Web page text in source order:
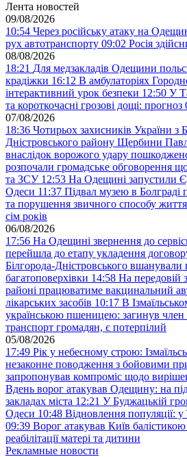
Лента новостей
09/08/2026
10:54 Через російську атаку на
рух автотранспорту 09:02 Росія
08/08/2026
18:21 Для медзакладів Одещини
крадіжки 16:12 В амбулаторіях
інтерактивний урок безпеки 12:50 У
та короткочасні грозові дощі: прогноз
07/08/2026
18:36 Чотирьох захисників України з
Дністровського району Щербини
внаслідок ворожого удару
розпочали громадське обговорення
та ЗСУ 12:53 На Одещині запустили
Одеси 11:37 Підвал музею в Болграді
та порушення звичного способу життя
сім років
06/08/2026
17:56 На Одещині звернення до
перейшла до етапу укладення
Білгорода-Дністровського
багатоповерхівки 14:58 На передовій
районі працюватиме вакцинальний
лікарських засобів 10:17 В
українською пшеницею: загинув член
транспорт громадян, є потерпілий
05/08/2026
17:49 Рік у небесному строю:
незаконне поводження з бойовими
запропонував компроміс щодо
Вдень ворог атакував Одещину: на
закладах міста 12:21 У Буджацькій
Одеси 10:48 Відновлення популяції:
09:39 Ворог атакував Київ
реабілітації матері та дитини
Рекламные новости